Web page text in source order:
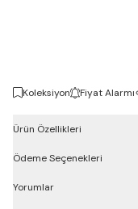
Koleksiyon Fiyat Alarmı
Ürün Özellikleri
Ödeme Seçenekleri
Yorumlar